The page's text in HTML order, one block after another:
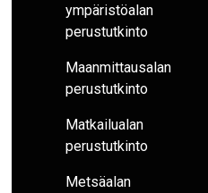
ympäristöalan
perustutkinto
Maanmittausalan
perustutkinto
Matkailualan
perustutkinto
Metsäalan